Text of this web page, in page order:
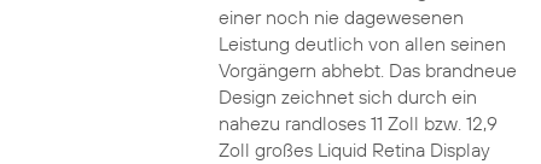
einer noch nie dagewesenen
Leistung deutlich von allen seinen
Vorgängern abhebt. Das brandneue
Design zeichnet sich durch ein
nahezu randloses 11 Zoll bzw. 12,9
Zoll großes Liquid Retina Display